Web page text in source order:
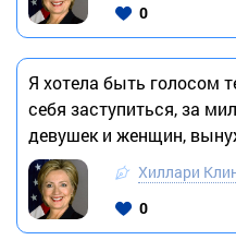
0
Я хотела быть голосом
себя заступиться, за
девушек и женщин,
Хиллари
0